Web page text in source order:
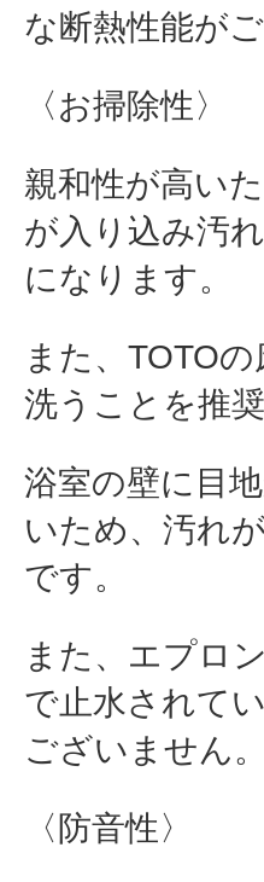
な断熱性能が
〈お掃除性〉
親和性が高い
が入り込み汚
になります。
また、TOTO
洗うことを推
浴室の壁に目
いため、汚れ
です。
また、エプロ
で止水されて
ございません。
〈防音性〉